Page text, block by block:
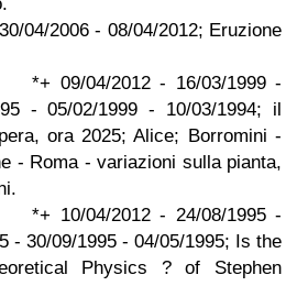
- 08/04/2012; Eruzione
2012 - 16/03/1999 -
- 05/02/1999 - 10/03/1994; il
ora 2025; Alice; Borromini -
- Roma - variazioni sulla pianta,
2012 - 24/08/1995 -
- 30/09/1995 - 04/05/1995; Is the
Physics ? of Stephen